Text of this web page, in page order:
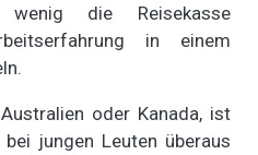
die Reisekasse
in einem
oder Kanada, ist
jungen Leuten überaus